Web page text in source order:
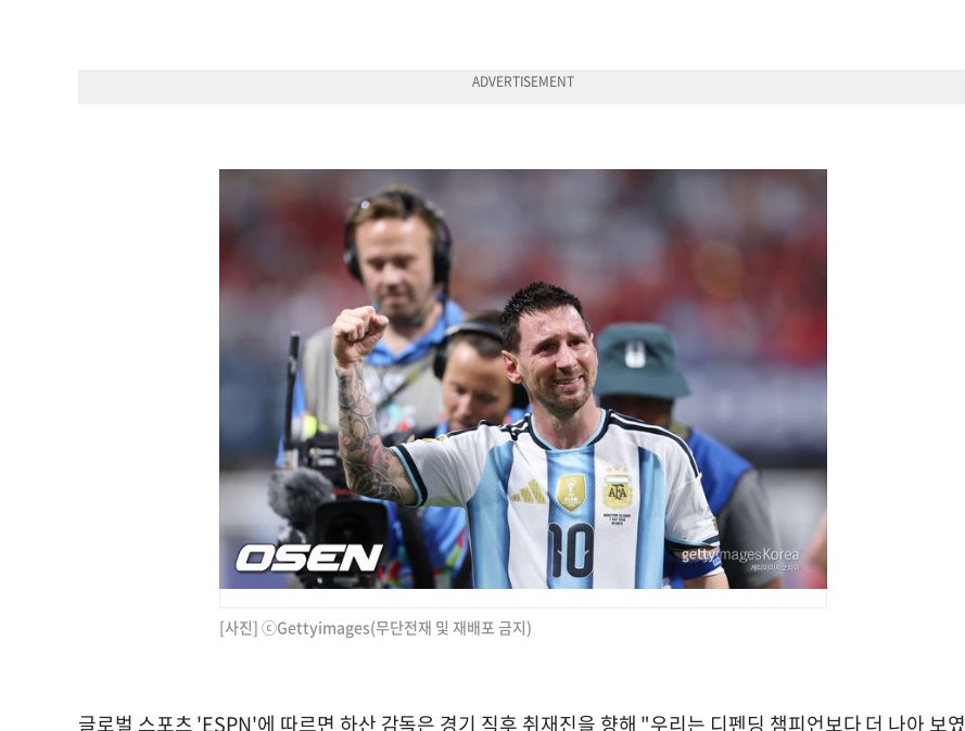
[사진] ⓒGettyimages(무단전재 및 재배포 금지)
글로벌 스포츠 'ESPN'에 따르면 하산 감독은 경기 직후 취재진을 향해 "우리는 디펜딩 챔피언보다 더 나아 보였